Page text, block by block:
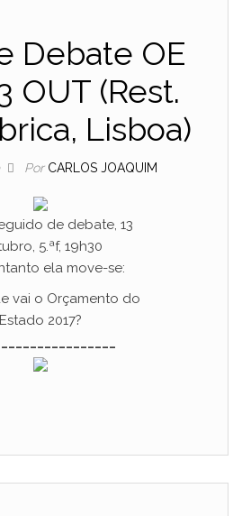
Debate OE
OUT (Rest.
Lisboa)
Por CARLOS JOAQUIM
de debate, 13
5.ªf, 19h30
ela move-se:
vai o Orçamento do
Estado 2017?